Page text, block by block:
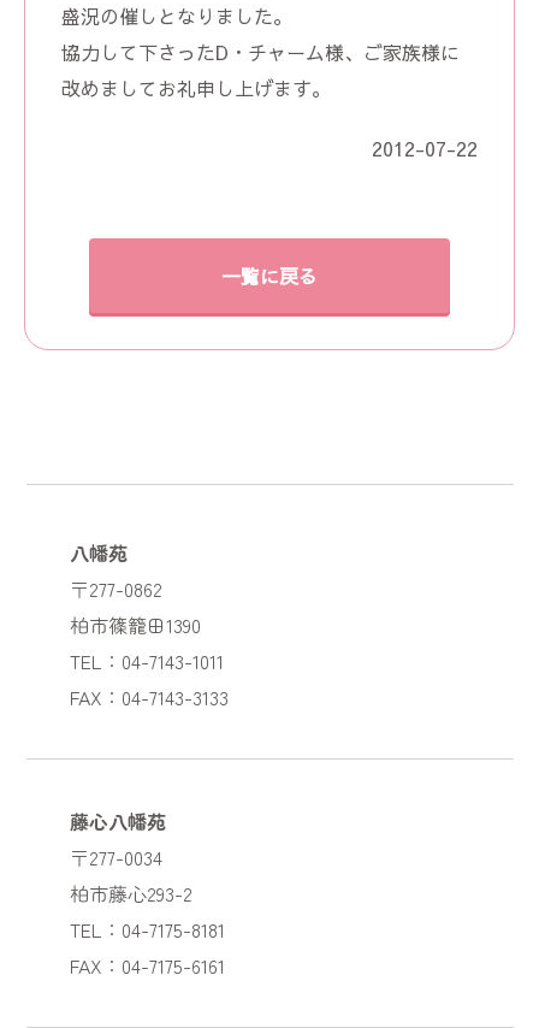
盛況の催しとなりました。
協力して下さったD・チャーム様、ご家族様に
改めましてお礼申し上げます。
2012-07-22
一覧に戻る
八幡苑
〒277-0862
柏市篠籠田1390
TEL：04-7143-1011
FAX：04-7143-3133
藤心八幡苑
〒277-0034
柏市藤心293-2
TEL：04-7175-8181
FAX：04-7175-6161